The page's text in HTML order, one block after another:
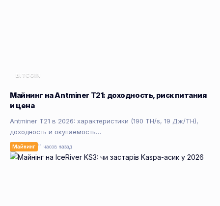
BITCOIN
Майнинг на Antminer T21: доходность, риск питания
и цена
Antminer T21 в 2026: характеристики (190 TH/s, 19 Дж/TH),
доходность и окупаемость…
Майнинг 11 часов назад